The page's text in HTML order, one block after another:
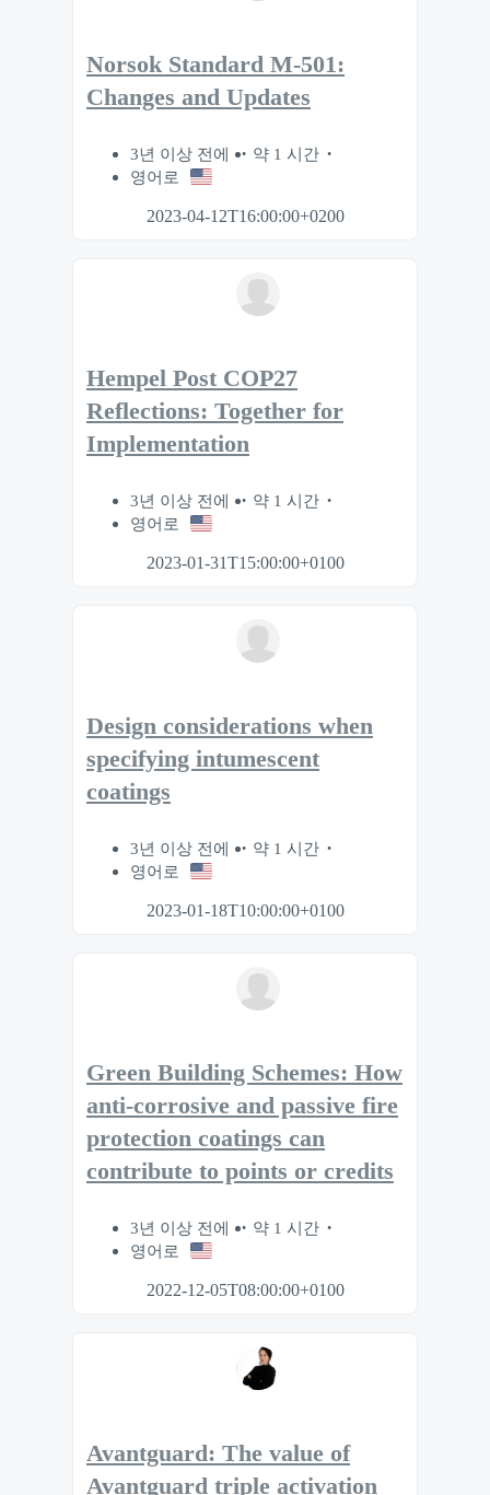
Norsok Standard M-501:
Changes and Updates
3년 이상 전에
약 1 시간
영어로
2023-04-12T16:00:00+0200
Hempel Post COP27
Reflections: Together for
Implementation
3년 이상 전에
약 1 시간
영어로
2023-01-31T15:00:00+0100
Design considerations when
specifying intumescent
coatings
3년 이상 전에
약 1 시간
영어로
2023-01-18T10:00:00+0100
Green Building Schemes: How
anti-corrosive and passive fire
protection coatings can
contribute to points or credits
3년 이상 전에
약 1 시간
영어로
2022-12-05T08:00:00+0100
Avantguard: The value of
Avantguard triple activation